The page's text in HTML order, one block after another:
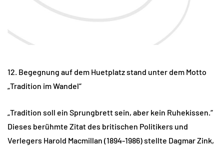
12. Begegnung auf dem Huetplatz stand unter dem Motto
„Tradition im Wandel“
„Tradition soll ein Sprungbrett sein, aber kein Ruhekissen.“
Dieses berühmte Zitat des britischen Politikers und
Verlegers Harold Macmillan (1894-1986) stellte Dagmar Zink,